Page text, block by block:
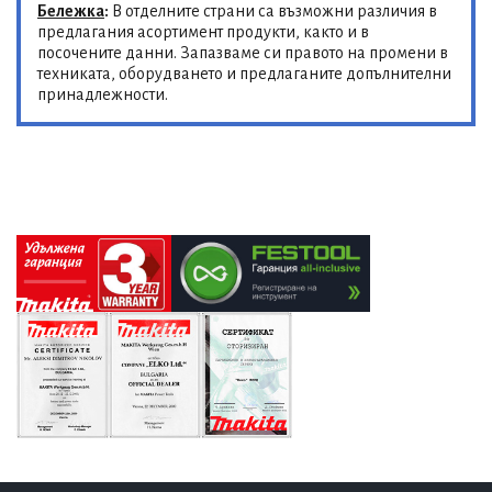
Бележка: В отделните страни са възможни различия в
предлагания асортимент продукти, както и в
посочените данни. Запазваме си правото на промени в
техниката, оборудването и предлаганите допълнителни
принадлежности.